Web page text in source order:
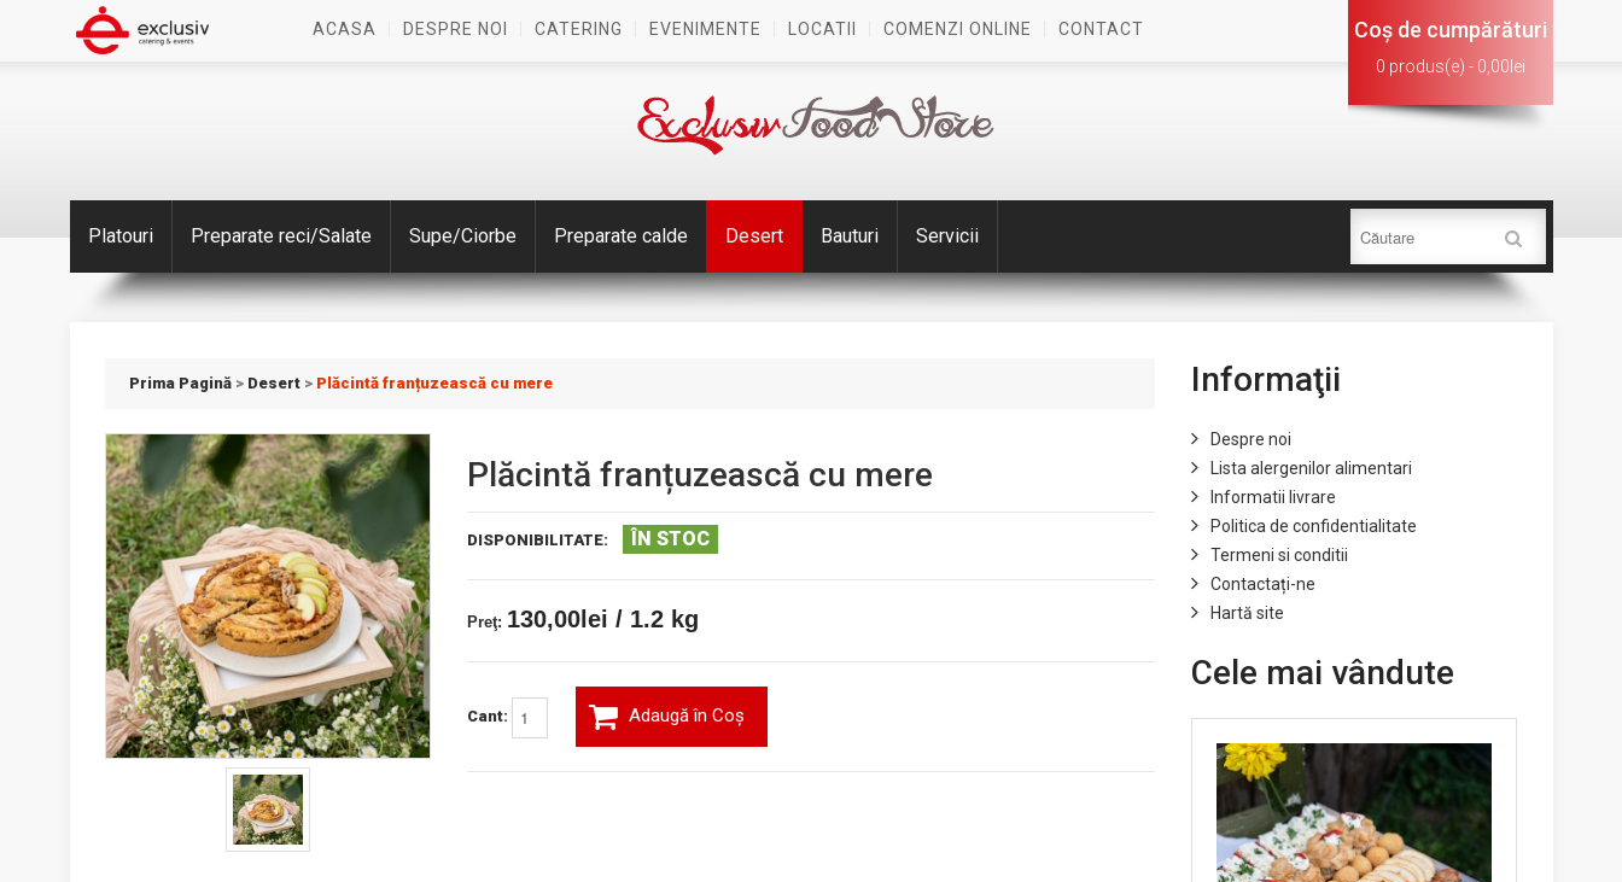
Coş de cumpărături
0 produs(e) - 0,00lei
ACASA DESPRE NOI CATERING EVENIMENTE LOCATII COMENZI ONLINE CONTACT
Platouri Preparate reci/Salate Supe/Ciorbe Preparate calde Desert Bauturi Servicii
Prima Pagină > Desert > Plăcintă franțuzească cu mere
Plăcintă franțuzească cu mere
DISPONIBILITATE: ÎN STOC
Preţ: 130,00lei / 1.2 kg
Cant: Adaugă în Coş
Informaţii
Despre noi
Lista alergenilor alimentari
Informatii livrare
Politica de confidentialitate
Termeni si conditii
Contactați-ne
Hartă site
Cele mai vândute